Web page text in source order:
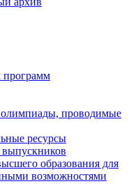
программ
олимпиады, проводимые
ресурсы
выпускников
образования для
возможностями